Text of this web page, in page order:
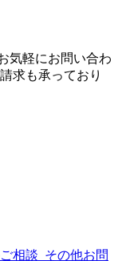
気軽にお問い合わ
求も承っており
相談 その他お問